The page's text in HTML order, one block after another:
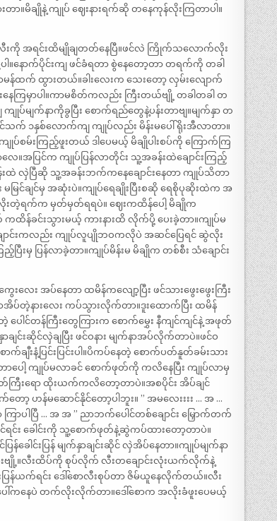
တာ။မိချိုနဲ့ ကျုပ် ဈေးနားရက်ဆို တနေကုန်လိုးကြတာပါ။
အရင်းထိမျိုချတတ်နေပြီ။ဖင်လဲ ကြိုက်သလောက်လိုး
။နောက်ပိုင်းကျ ဖင်ခံရတာ စွဲနေတော့တာ တရက်ကို တခါ
န်ထက် ထွားတယ်။ခါးလေးက သေးတော့ လှမ်းလျောက်
နေကြမှာပါ။ကာမစိတ်ကလည်း ကြီးတယ်ဗျို့ တခါတခါ တ
ပ်မျက်နာကိုခွပြီး စောက်ရည်တွေနဲ့ပန်းတာဗျ။မျက်နှာ တ
က် ၁နှစ်လောက်ကျ ကျုပ်လည်း မိန်းမပေါ် ရိုးအီလာတာ။
ျုပ်စမ်းကြည့်ဖူးတယ် ဒါပေမယ့် မိချိုပါးစပ်ကို ကြောက်ကြ
လေ။အပြင်က ကျုပ်ပြန်လာတိုင်း သူ့အခန်းထဲချောင်းကြည့်
းထဲ လှဲပြီဆို သူ့အခန်းဘက်ကနေချောင်းနေတာ ကျုပ်သိတာ
မြင်ချင်မှ အဆုံးပဲ။ကျုပ်ရေချိုးပြီးစဆို ရေစိုပုဆိုးထဲက အ
းတဲ့ရက်က မှတ်မှတ်ရရပဲ။ ဈေးကထိန်ပေါ့ မိချိုက
ထိန်ခင်းသွားမယ့် ကားနားထိ လိုက်ပို့ ပေးခဲ့တာ။ကျုပ်မ
ချောင်းကလည်း ကျုပ်လူပျိုဘဝကလိုပဲ အဆင်ပြေရင် ဆွဲလိုး
းမှ ပြန်လာခဲ့တာ။ကျုပ်မိန်းမ မိချိုက တစ်စီး သံချောင်း
လေး အပ်နေတာ ထမိန်ကလျော့ပြီး ဖင်သားဖွေးဖွေးကြီး
ာအိပ်တဲ့နားလေး ကပ်သွားလိုက်တာ။ဒူးထောက်ပြီး ထမိန်
ေါင်တန်ကြီးတွေကြားက စောက်မွှေး နီကျင်ကျင်နဲ့ အဖုတ်
ျင်းဆိုင်လှဲချပြီး ဖင်ဝနား မျက်နာအပ်လိုက်တာပဲ။ဖင်ဝ
ချီးနံ့ပြင်းပြင်းပါ။ပိကပ်နေတဲ့ စောက်ပတ်နူတ်ခမ်းသား
ေါ့ ကျုပ်မလာခင် စောက်ဖုတ်ကို ကလိနေပြီး ကျုပ်လာမှ
တ်ကြီးရော ထိုးယက်ကလိတော့တာပဲ။အစပိုင်း အိပ်ချင်
ာ့ ဟန်မဆောင်နိုင်တော့ပါဘူး။ ” အမလေးးးး … အ …
ကြာပါပြီ … အ အ ” ညာဘက်ပေါင်တစ်ချောင်း မြှောက်တက်
င်း ခေါင်းကို သူ့စောက်ဖုတ်နဲ့ဆွဲကပ်ထားတော့တာပဲ။
ခေါင်းပြန် မျက်နှာချင်းဆိုင် လှဲအိပ်နေတာ။ကျုပ်မျက်နာ
းဗျို့။လီးထိပ်ကို စုပ်လိုက် လီးတချောင်းလုံးယက်လိုက်နဲ့
ြန်ယက်ရင်း ဒေါ်စောလီးစုပ်တာ ဇိမ်ယူနေလိုက်တယ်။လီး
ေါ်ကနေပဲ တက်လိုးလိုက်တာ။ဒေါ်စောက အလိုးခံဖူးပေမယ့်